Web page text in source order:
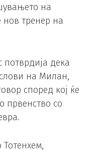
на
нов тренер на
потврдија дека
на Милан,
според кој ќе
првенство со